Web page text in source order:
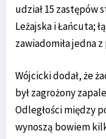
udział 15 zastępów
Leżajska i Łańcuta;
zawiadomiła jedna
Wójcicki dodał, że
był zagrożony
Odległości między
wynoszą bowiem